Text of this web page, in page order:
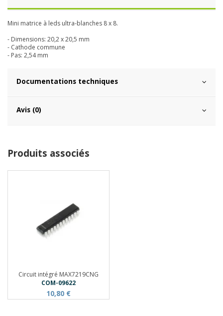
Mini matrice à leds ultra-blanches 8 x 8.
- Dimensions: 20,2 x 20,5 mm
- Cathode commune
- Pas: 2,54 mm
Documentations techniques
Avis (0)
Produits associés
Circuit intégré MAX7219CNG
COM-09622
10,80 €